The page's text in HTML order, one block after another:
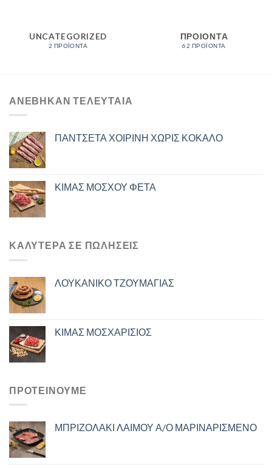
UNCATEGORIZED
2 ΠΡΟΪΌΝΤΑ
ΠΡΟΙΟΝΤΑ
62 ΠΡΟΪΌΝΤΑ
ΑΝΈΒΗΚΑΝ ΤΕΛΕΥΤΑΊΑ
ΠΑΝΤΣΕΤΑ ΧΟΙΡΙΝΗ ΧΩΡΙΣ ΚΟΚΑΛΟ
ΚΙΜΑΣ ΜΟΣΧΟΥ ΦΕΤΑ
ΚΑΛΎΤΕΡΑ ΣΕ ΠΩΛΉΣΕΙΣ
ΛΟΥΚΑΝΙΚΟ ΤΖΟΥΜΑΓΙΑΣ
ΚΙΜΑΣ ΜΟΣΧΑΡΙΣΙΟΣ
ΠΡΟΤΕΙΝΟΥΜΕ
ΜΠΡΙΖΟΛΑΚΙ ΛΑΙΜΟΥ Α/Ο ΜΑΡΙΝΑΡΙΣΜΕΝΟ